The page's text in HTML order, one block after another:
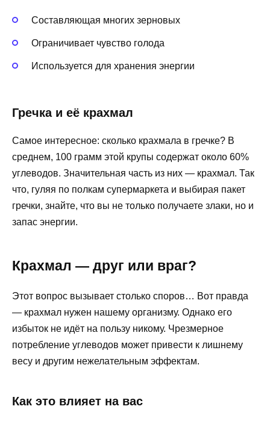
Составляющая многих зерновых
Ограничивает чувство голода
Используется для хранения энергии
Гречка и её крахмал
Самое интересное: сколько крахмала в гречке? В
среднем, 100 грамм этой крупы содержат около 60%
углеводов. Значительная часть из них — крахмал. Так
что, гуляя по полкам супермаркета и выбирая пакет
гречки, знайте, что вы не только получаете злаки, но и
запас энергии.
Крахмал — друг или враг?
Этот вопрос вызывает столько споров… Вот правда
— крахмал нужен нашему организму. Однако его
избыток не идёт на пользу никому. Чрезмерное
потребление углеводов может привести к лишнему
весу и другим нежелательным эффектам.
Как это влияет на вас